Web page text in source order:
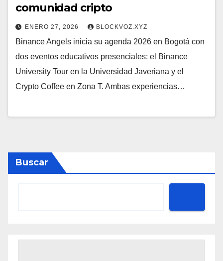
comunidad cripto
ENERO 27, 2026 BLOCKVOZ.XYZ
Binance Angels inicia su agenda 2026 en Bogotá con
dos eventos educativos presenciales: el Binance
University Tour en la Universidad Javeriana y el
Crypto Coffee en Zona T. Ambas experiencias…
Buscar